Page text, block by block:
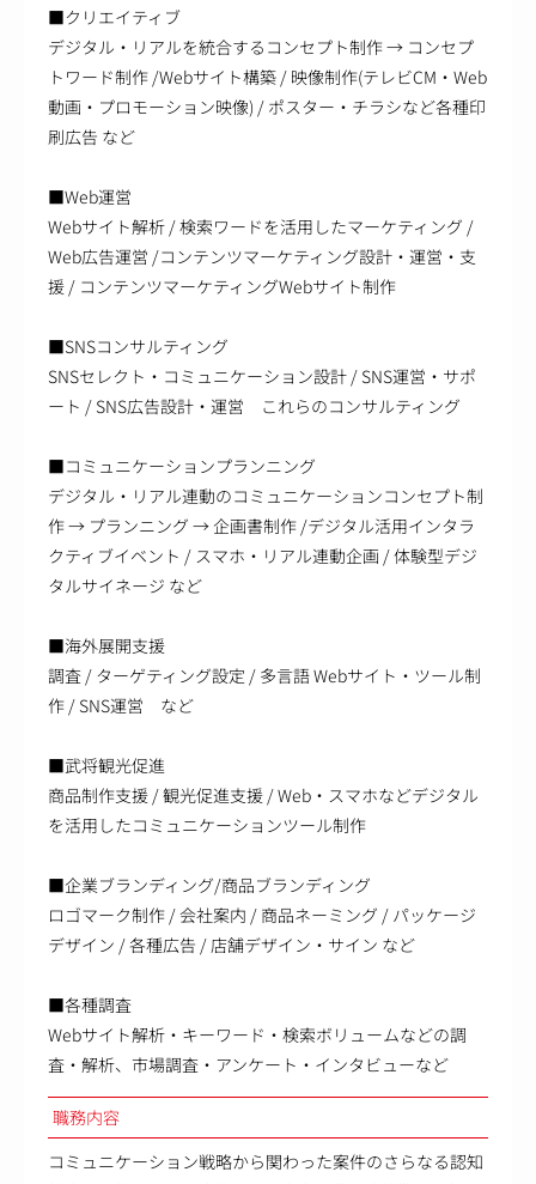
■クリエイティブ
デジタル・リアルを統合するコンセプト制作 → コンセプ
トワード制作 /Webサイト構築 / 映像制作(テレビCM・Web
動画・プロモーション映像) / ポスター・チラシなど各種印
刷広告 など
■Web運営
Webサイト解析 / 検索ワードを活用したマーケティング /
Web広告運営 /コンテンツマーケティング設計・運営・支
援 / コンテンツマーケティングWebサイト制作
■SNSコンサルティング
SNSセレクト・コミュニケーション設計 / SNS運営・サポ
ート / SNS広告設計・運営 これらのコンサルティング
■コミュニケーションプランニング
デジタル・リアル連動のコミュニケーションコンセプト制
作 → プランニング → 企画書制作 /デジタル活用インタラ
クティブイベント / スマホ・リアル連動企画 / 体験型デジ
タルサイネージ など
■海外展開支援
調査 / ターゲティング設定 / 多言語 Webサイト・ツール制
作 / SNS運営 など
■武将観光促進
商品制作支援 / 観光促進支援 / Web・スマホなどデジタル
を活用したコミュニケーションツール制作
■企業ブランディング/商品ブランディング
ロゴマーク制作 / 会社案内 / 商品ネーミング / パッケージ
デザイン / 各種広告 / 店舗デザイン・サイン など
■各種調査
Webサイト解析・キーワード・検索ボリュームなどの調
査・解析、市場調査・アンケート・インタビューなど
職務内容
コミュニケーション戦略から関わった案件のさらなる認知